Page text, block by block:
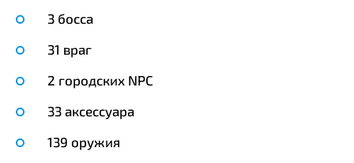
3 босса
31 враг
2 городских NPC
33 аксессуара
139 оружия